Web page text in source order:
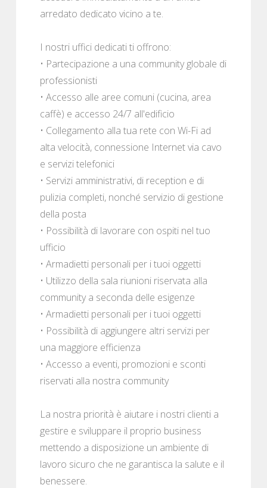
arredato dedicato vicino a te.
I nostri uffici dedicati ti offrono:
• Partecipazione a una community globale di
professionisti
• Accesso alle aree comuni (cucina, area
caffè) e accesso 24/7 all'edificio
• Collegamento alla tua rete con Wi-Fi ad
alta velocità, connessione Internet via cavo
e servizi telefonici
• Servizi amministrativi, di reception e di
pulizia completi, nonché servizio di gestione
della posta
• Possibilità di lavorare con ospiti nel tuo
ufficio
• Armadietti personali per i tuoi oggetti
• Utilizzo della sala riunioni riservata alla
community a seconda delle esigenze
• Armadietti personali per i tuoi oggetti
• Possibilità di aggiungere altri servizi per
una maggiore efficienza
• Accesso a eventi, promozioni e sconti
riservati alla nostra community
La nostra priorità è aiutare i nostri clienti a
gestire e sviluppare il proprio business
mettendo a disposizione un ambiente di
lavoro sicuro che ne garantisca la salute e il
benessere.